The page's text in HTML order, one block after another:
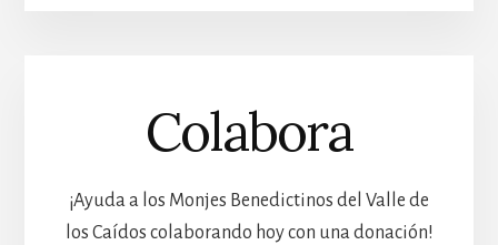
Colabora
¡Ayuda a los Monjes Benedictinos del Valle de
los Caídos colaborando hoy con una donación!